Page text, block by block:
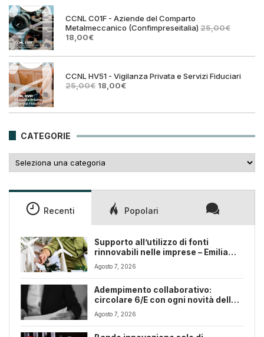
CCNL C01F - Aziende del Comparto
Metalmeccanico (Confimpreseitalia) 25,00€
Il
originale
25,00€.
18,00€Il
attuale
18,00€.
CCNL HV51 - Vigilanza Privata e Servizi Fiduciari
25,00€ Il
era:
18,00€Il
è:
CATEGORIE
Recenti Popolari
Supporto all’utilizzo di fonti
rinnovabili nelle imprese – Emilia
Romagna
Agosto 7, 2026
Adempimento collaborativo:
circolare 6/E con ogni novità della
riforma fiscale
Agosto 7, 2026